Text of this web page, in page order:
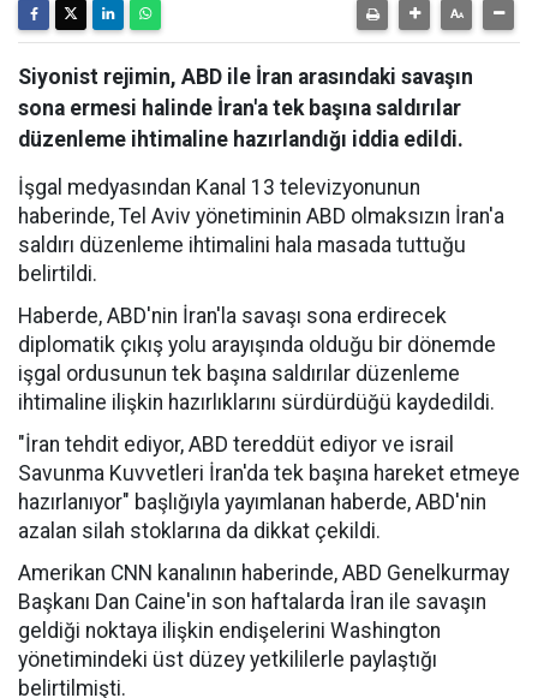
Siyonist rejimin, ABD ile İran arasındaki savaşın
sona ermesi halinde İran'a tek başına saldırılar
düzenleme ihtimaline hazırlandığı iddia edildi.
İşgal medyasından Kanal 13 televizyonunun
haberinde, Tel Aviv yönetiminin ABD olmaksızın İran'a
saldırı düzenleme ihtimalini hala masada tuttuğu
belirtildi.
Haberde, ABD'nin İran'la savaşı sona erdirecek
diplomatik çıkış yolu arayışında olduğu bir dönemde
işgal ordusunun tek başına saldırılar düzenleme
ihtimaline ilişkin hazırlıklarını sürdürdüğü kaydedildi.
"İran tehdit ediyor, ABD tereddüt ediyor ve israil
Savunma Kuvvetleri İran'da tek başına hareket etmeye
hazırlanıyor" başlığıyla yayımlanan haberde, ABD'nin
azalan silah stoklarına da dikkat çekildi.
Amerikan CNN kanalının haberinde, ABD Genelkurmay
Başkanı Dan Caine'in son haftalarda İran ile savaşın
geldiği noktaya ilişkin endişelerini Washington
yönetimindeki üst düzey yetkililerle paylaştığı
belirtilmişti.